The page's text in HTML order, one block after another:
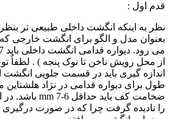
قدم اول :
نظر به اینکه انگشت داخلی طبیعی تر
بعنوان مدل و الگو برای انگشت خارجی
می رود. دیواره قدامی انگشت داخلی باید
از محل رویش ناخن تا نوک پنجه ) . لطفاٌ
اندازه گیری باید در قسمت جلویی انگشت
طول برای دیواره قدامی در نژاد
ضخامت کف باید حداقل mm 7-6 باشد. در
را نادیده گرفت چرا که در صورت